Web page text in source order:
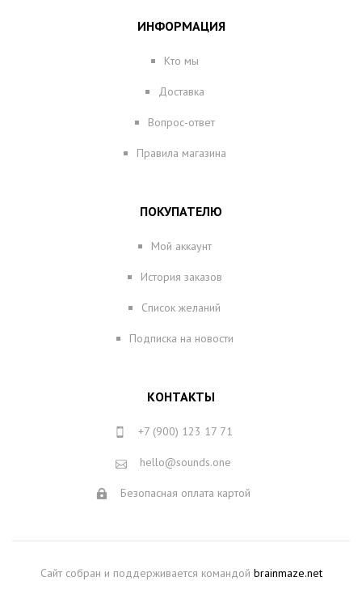
ИНФОРМАЦИЯ
Кто мы
Доставка
Вопрос-ответ
Правила магазина
ПОКУПАТЕЛЮ
Мой аккаунт
История заказов
Список желаний
Подписка на новости
КОНТАКТЫ
+7 (900) 123 17 71
hello@sounds.one
Безопасная оплата картой
Сайт собран и поддерживается командой brainmaze.net